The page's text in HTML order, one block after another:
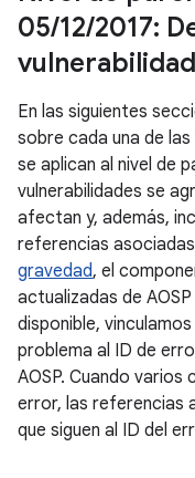
05/12/2017:
vulnerabilidad
En las siguientes
sobre cada una de
se aplican al nivel de
vulnerabilidades se
afectan y, además,
referencias
gravedad, el
actualizadas de
disponible,
problema al ID de
AOSP. Cuando varios
error, las referencias
que siguen al ID del